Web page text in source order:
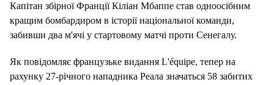
Капітан збірної Франції Кіліан Мбаппе став одноосібним
кращим бомбардиром в історії національної команди,
забивши два м'ячі у стартовому матчі проти Сенегалу.
Як повідомляє французьке видання L'équipe, тепер на
рахунку 27-річного нападника Реала значаться 58 забитих